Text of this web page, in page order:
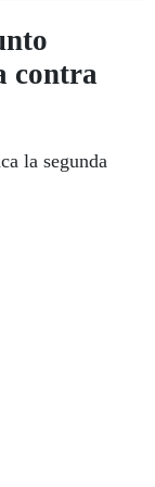
contra
la segunda